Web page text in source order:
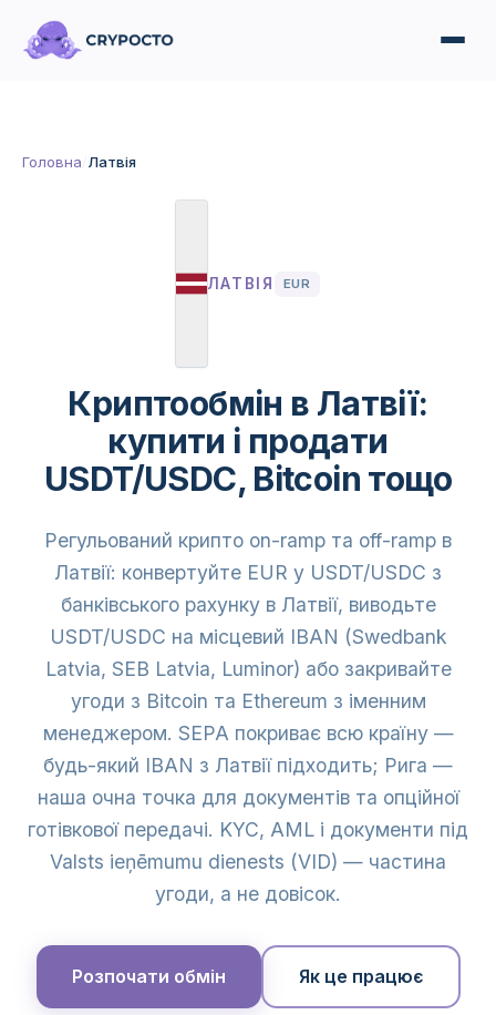
Головна Латвія
ЛАТВІЯ EUR
Криптообмін в Латвії:
купити і продати
USDT/USDC, Bitcoin тощо
Регульований крипто on-ramp та off-ramp в
Латвії: конвертуйте EUR у USDT/USDC з
банківського рахунку в Латвії, виводьте
USDT/USDC на місцевий IBAN (Swedbank
Latvia, SEB Latvia, Luminor) або закривайте
угоди з Bitcoin та Ethereum з іменним
менеджером. SEPA покриває всю країну —
будь-який IBAN з Латвії підходить; Рига —
наша очна точка для документів та опційної
готівкової передачі. KYC, AML і документи під
Valsts ieņēmumu dienests (VID) — частина
угоди, а не довісок.
Розпочати обмін Як це працює